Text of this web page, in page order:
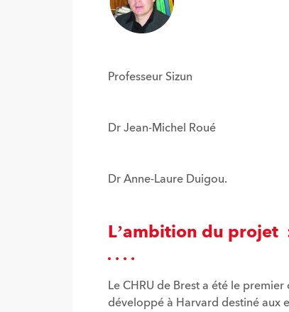
Professeur Sizun
Dr Jean-Michel Roué
Dr Anne-Laure Duigou.
L’ambition du projet
Le CHRU de Brest a été le
développé à Harvard destiné aux